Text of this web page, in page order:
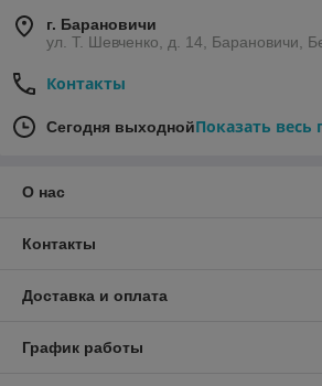
г. Барановичи
ул. Т. Шевченко, д. 14, Барановичи,
Контакты
Сегодня выходнойПоказать весь
О нас
Контакты
Доставка и оплата
График работы